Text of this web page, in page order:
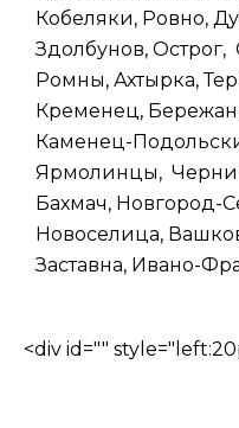
Кобеляки, Ровно,
Здолбунов, Острог,
Ромны, Ахтырка,
Кременец,
Каменец-
Ярмолинцы,
Бахмач, Новгород-
Новоселица,
Заставна, Ивано-
<div id=""